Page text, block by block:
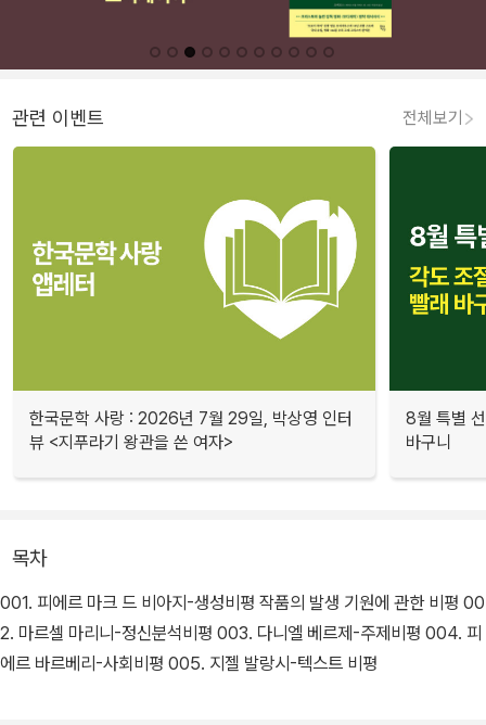
관련 이벤트 전체보기
한국문학 사랑 : 2026년 7월 29일, 박상영 인터
뷰 <지푸라기 왕관을 쓴 여자>
8월 특별
바구니
목차
001. 피에르 마크 드 비아지-생성비평 작품의 발생 기원에 관한 비평 00
2. 마르셀 마리니-정신분석비평 003. 다니엘 베르제-주제비평 004. 피
에르 바르베리-사회비평 005. 지젤 발랑시-텍스트 비평